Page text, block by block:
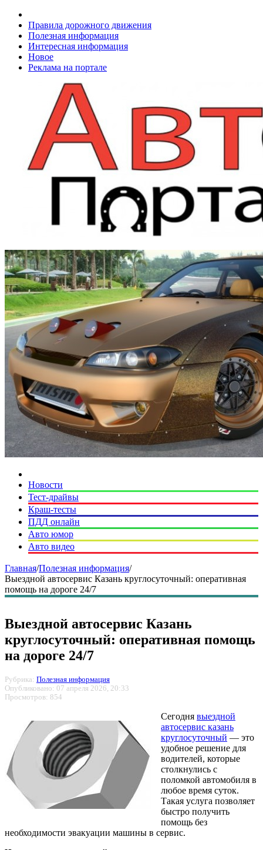
Правила дорожного движения
Полезная информация
Интересная информация
Новое
Реклама на портале
Новости
Тест-драйвы
Краш-тесты
ПДД онлайн
Авто юмор
Авто видео
Главная/Полезная информация/
Выездной автосервис Казань круглосуточный: оперативная
помощь на дороге 24/7
Выездной автосервис Казань
круглосуточный: оперативная помощь
на дороге 24/7
Рубрика: Полезная информация
Опубликовано: 07 апреля 2026, 20:33
Просмотров: 854
Сегодня выездной
автосервис казань
круглосуточный — это
удобное решение для
водителей, которые
столкнулись с
поломкой автомобиля в
любое время суток.
Такая услуга позволяет
быстро получить
помощь без
необходимости эвакуации машины в сервис.